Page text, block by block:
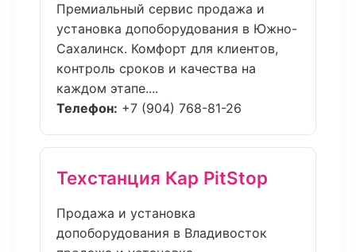
Премиальный сервис продажа и
установка допоборудования в Южно-
Сахалинск. Комфорт для клиентов,
контроль сроков и качества на
каждом этапе....
Телефон: +7 (904) 768-81-26
Техстанция Кар PitStop
Продажа и установка
допоборудования в Владивосток